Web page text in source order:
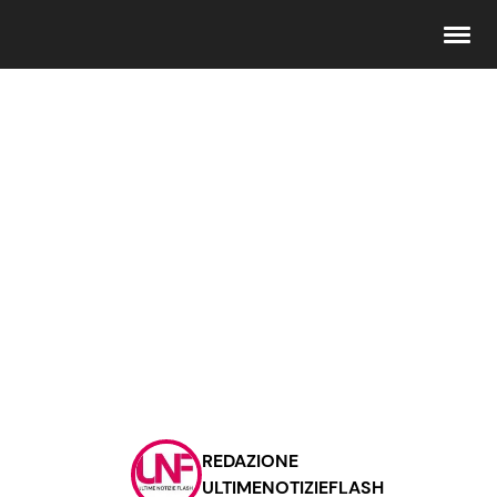
Contattaci
Pubblicità
REDAZIONE
ULTIMENOTIZIEFLASH